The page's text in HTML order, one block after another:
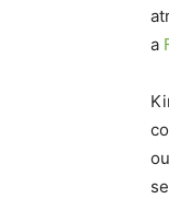
a